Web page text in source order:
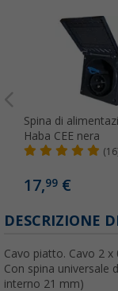
Spina di
Haba CEE nera
17,99 €
DESCRIZIONE
Cavo piatto. Cavo 2 x
Con spina universale
interno 21 mm)